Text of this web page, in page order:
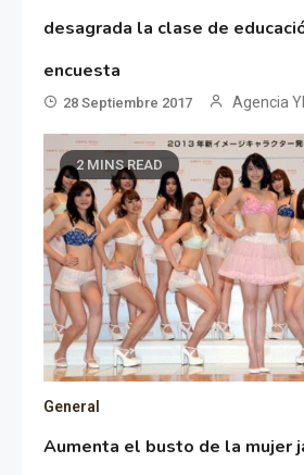
desagrada la clase de
encuesta
28 Septiembre 2017 Agencia
2 MINS READ
General
Aumenta el busto de la mujer